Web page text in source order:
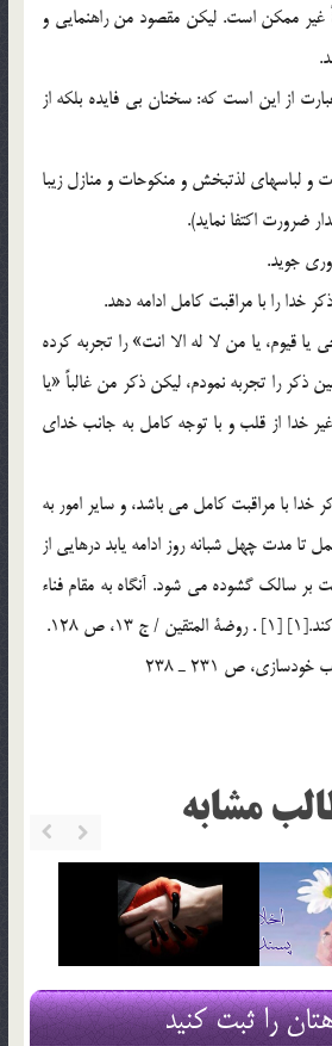
غير ممكن است. ليكن مقصود من راهنمايي و
از اين است كه: سخنان بي فايده بلكه از
و لباسهاي لذتبخش و منكوحات و منازل زيبا
ضرورت اكتفا نمايد).
جويد.
خدا را با مراقبت كامل ادامه دهد.
يا قيوم، يا من لا له الا انت» را تجربه كرده
ذكر را تجربه نمودم، ليكن ذكر من غالباً «يا
خدا از قلب و با توجه كامل به جانب خداي
خدا با مراقبت كامل مي باشد، و ساير امور به
تا مدت چهل شبانه روز ادامه يابد درهايي از
سالك گشوده مي شود. آنگاه به مقام فناء
ص 128.
ص 231 ـ 238
مشابه
را ثبت کنید